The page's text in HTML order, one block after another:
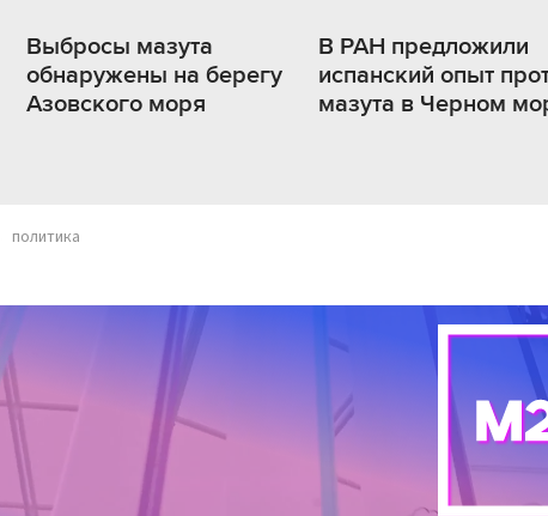
Выбросы мазута
обнаружены на берегу
Азовского моря
В РАН предложили
испанский опыт
мазута в Черном
политика